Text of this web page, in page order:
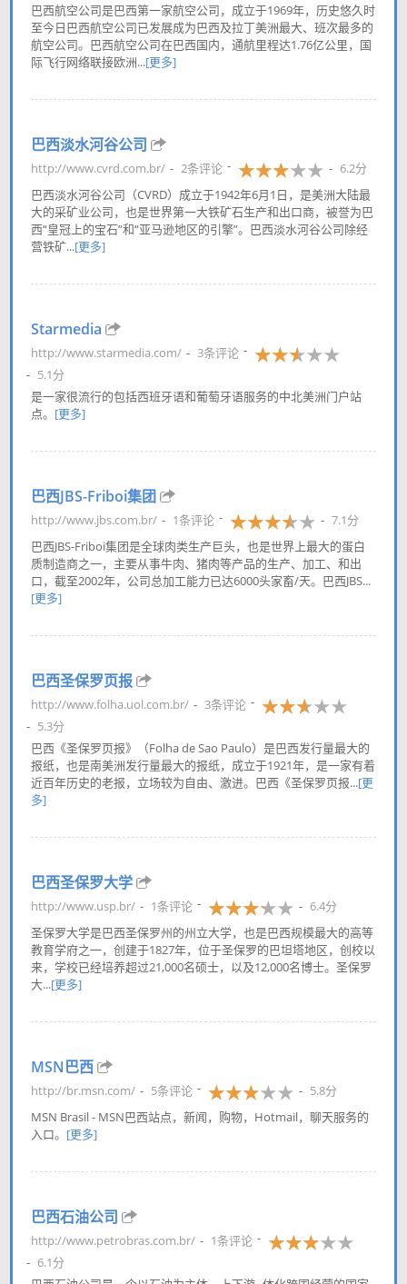
巴西航空公司是巴西第一家航空公司，成立于1969年，历史悠久时
至今日巴西航空公司已发展成为巴西及拉丁美洲最大、班次最多的
航空公司。巴西航空公司在巴西国内，通航里程达1.76亿公里，国
际飞行网络联接欧洲...[更多]
巴西淡水河谷公司
http://www.cvrd.com.br/ 2条评论
6.2分
巴西淡水河谷公司（CVRD）成立于1942年6月1日，是美洲大陆最
大的采矿业公司，也是世界第一大铁矿石生产和出口商，被誉为巴
西“皇冠上的宝石”和“亚马逊地区的引擎”。巴西淡水河谷公司除经
营铁矿...[更多]
Starmedia
http://www.starmedia.com/
3条评论
5.1分
是一家很流行的包括西班牙语和葡萄牙语服务的中北美洲门户站
点。 [更多]
巴西JBS-Friboi集团
http://www.jbs.com.br/ 1条评论
7.1分
巴西JBS-Friboi集团是全球肉类生产巨头，也是世界上最大的蛋白
质制造商之一，主要从事牛肉、猪肉等产品的生产、加工、和出
口，截至2002年，公司总加工能力已达6000头家畜/天。巴西JBS...
[更多]
巴西圣保罗页报
http://www.folha.uol.com.br/
3条评论
5.3分
巴西《圣保罗页报》（Folha de Sao Paulo）是巴西发行量最大的
报纸，也是南美洲发行量最大的报纸，成立于1921年，是一家有着
近百年历史的老报，立场较为自由、激进。巴西《圣保罗页报...[更
多]
巴西圣保罗大学
http://www.usp.br/ 1条评论
6.4分
圣保罗大学是巴西圣保罗州的州立大学，也是巴西规模最大的高等
教育学府之一，创建于1827年，位于圣保罗的巴坦塔地区，创校以
来，学校已经培养超过21,000名硕士，以及12,000名博士。圣保罗
大...[更多]
MSN巴西
http://br.msn.com/ 5条评论
5.8分
MSN Brasil - MSN巴西站点，新闻，购物，Hotmail，聊天服务的
入口。 [更多]
巴西石油公司
http://www.petrobras.com.br/
1条评论
6.1分